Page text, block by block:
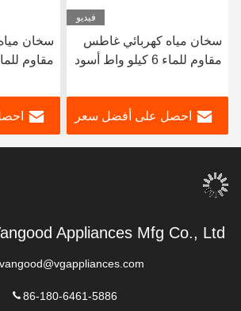
فيديو
سخان مياه كهربائي غاطس
مقاوم للماء 6 كيلو واط أسود
والاستخدام الخارجي
احصل على أفضل سعر
سخان
والمركبات
Appliances Mfg Co., Ltd.
vangood@vgappliances.com
86-180-6461-5886